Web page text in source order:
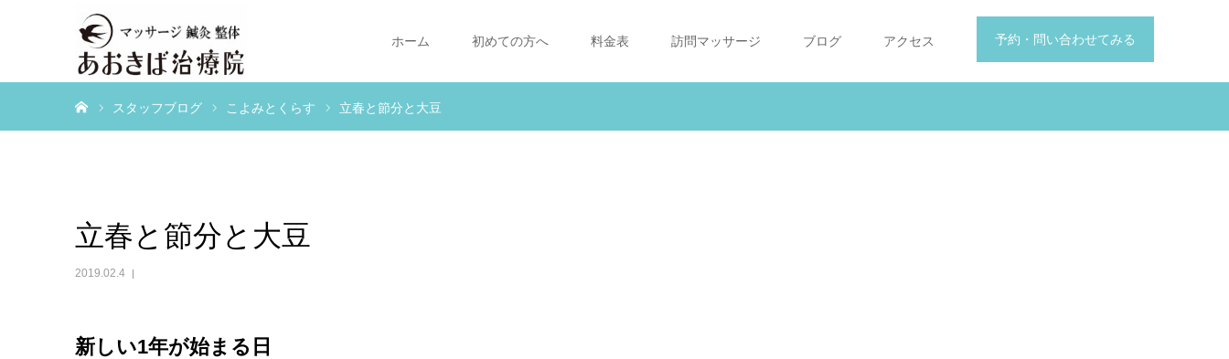
予約・問い合わせてみる
ホーム 初めての方へ 料金表 訪問マッサージ ブログ アクセス
スタッフブログ こよみとくらす 立春と節分と大豆
立春と節分と大豆
2019.02.4
新しい1年が始まる日